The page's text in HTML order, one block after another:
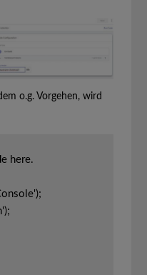
o.g. Vorgehen, wird
here.